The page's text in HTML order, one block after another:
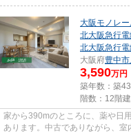
大阪モノレ
北大阪急行
北大阪急行
大阪府豊中市
3,590万円
築年数：築
階数：12階建
家から390mのところに、薬や日
あります。中古でありながら、